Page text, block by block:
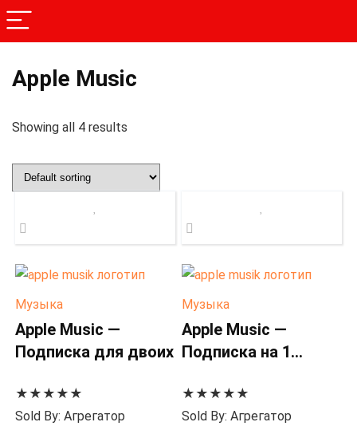
Apple Music
Showing all 4 results
Музыка
Apple Music —
Подписка для двоих
★ ★ ★ ★ ★
Sold By: Агрегатор
Музыка
Apple Music —
Подписка на 1
★ ★ ★ ★ ★
Sold By: Агрегатор